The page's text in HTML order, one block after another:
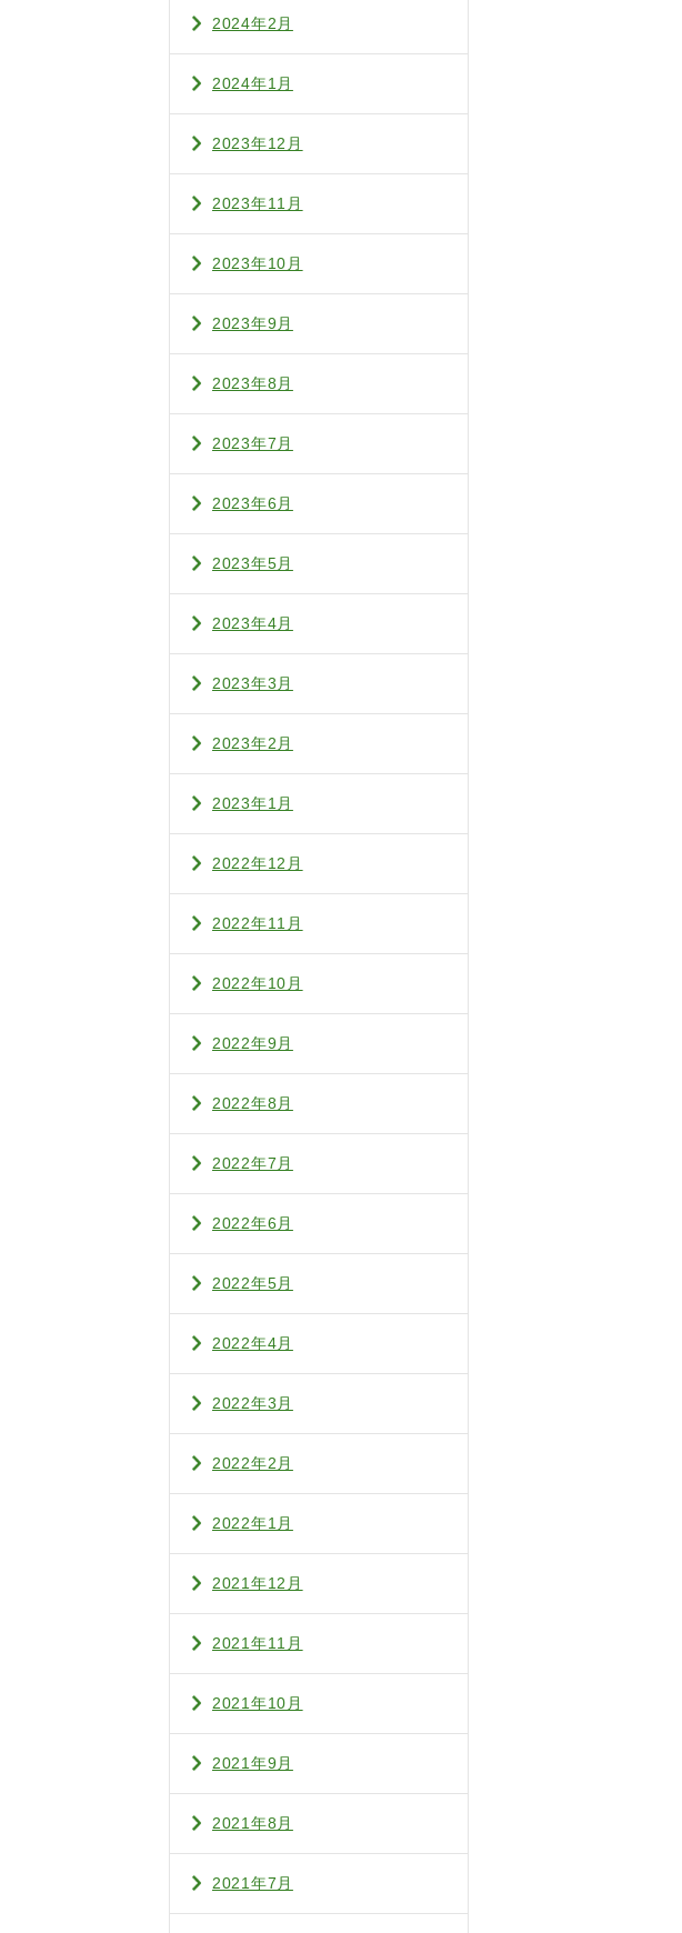
2024年2月
2024年1月
2023年12月
2023年11月
2023年10月
2023年9月
2023年8月
2023年7月
2023年6月
2023年5月
2023年4月
2023年3月
2023年2月
2023年1月
2022年12月
2022年11月
2022年10月
2022年9月
2022年8月
2022年7月
2022年6月
2022年5月
2022年4月
2022年3月
2022年2月
2022年1月
2021年12月
2021年11月
2021年10月
2021年9月
2021年8月
2021年7月